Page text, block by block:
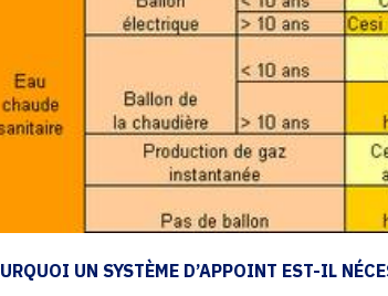
UN SYSTÈME D’APPOINT EST-IL